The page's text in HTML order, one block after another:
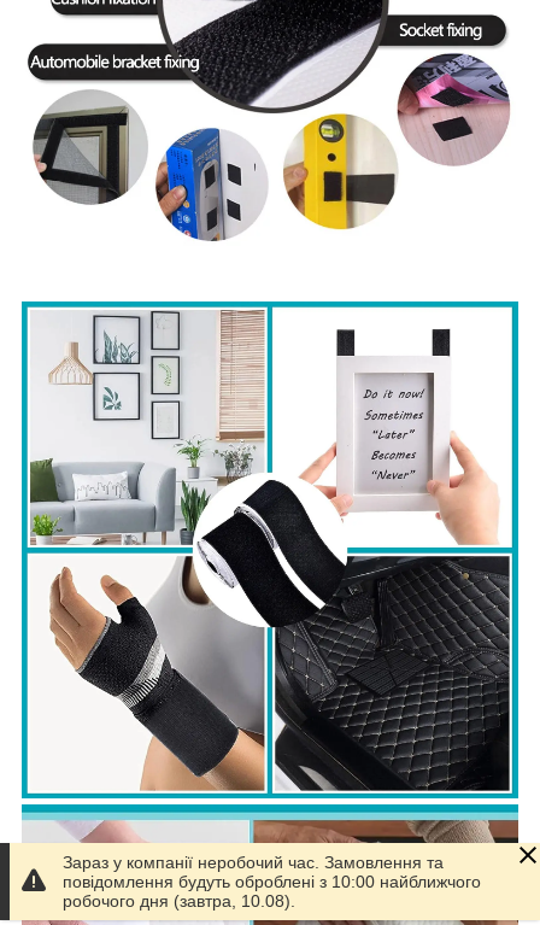
Зараз у компанії неробочий час. Замовлення та
повідомлення будуть оброблені з 10:00 найближчого
робочого дня (завтра, 10.08).